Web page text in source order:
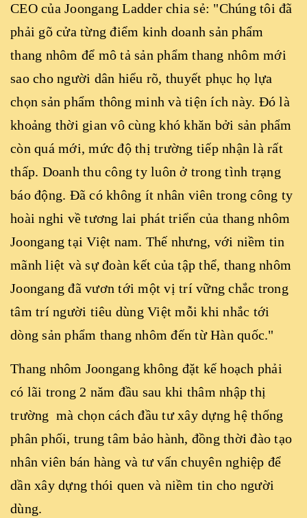
CEO của Joongang Ladder chia sẻ: "Chúng tôi đã
phải gõ cửa từng điểm kinh doanh sản phẩm
thang nhôm để mô tả sản phẩm thang nhôm mới
sao cho người dân hiểu rõ, thuyết phục họ lựa
chọn sản phẩm thông minh và tiện ích này. Đó là
khoảng thời gian vô cùng khó khăn bởi sản phẩm
còn quá mới, mức độ thị trường tiếp nhận là rất
thấp. Doanh thu công ty luôn ở trong tình trạng
báo động. Đã có không ít nhân viên trong công ty
hoài nghi về tương lai phát triển của thang nhôm
Joongang tại Việt nam. Thế nhưng, với niềm tin
mãnh liệt và sự đoàn kết của tập thể, thang nhôm
Joongang đã vươn tới một vị trí vững chắc trong
tâm trí người tiêu dùng Việt mỗi khi nhắc tới
dòng sản phẩm thang nhôm đến từ Hàn quốc."
Thang nhôm Joongang không đặt kế hoạch phải
có lãi trong 2 năm đầu sau khi thâm nhập thị
trường mà chọn cách đầu tư xây dựng hệ thống
phân phối, trung tâm bảo hành, đồng thời đào tạo
nhân viên bán hàng và tư vấn chuyên nghiệp để
dần xây dựng thói quen và niềm tin cho người
dùng.